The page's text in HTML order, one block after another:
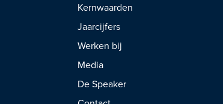
Kernwaarden
Jaarcijfers
Werken bij
Media
De Speaker